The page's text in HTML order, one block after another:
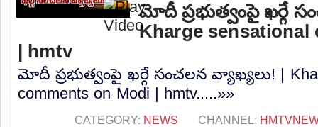
మోదీ ప్రభుత్వంపై ఖర్గే
Kharge sensational
| hmtv
మోదీ ప్రభుత్వంపై ఖర్గే సంచలన వ్యాఖ్యలు! |
comments on Modi | hmtv.....»»
CATEGORY: NEWS CHANNEL: